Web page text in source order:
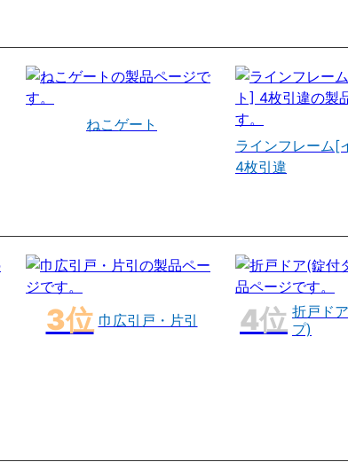
ねこゲート
ラインフレーム[
4枚引違
巾広引戸・片引
折戸ド
プ)